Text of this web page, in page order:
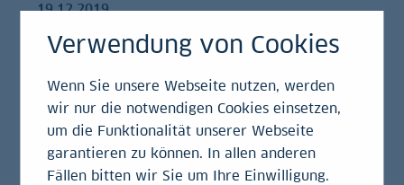
19.12.2019
LBBW in der Region
Bayern spendet 2.500
Euro an einsmehr e.V.
in Augsburg
Verwendung von Cookies
Wenn Sie unsere Webseite nutzen, werden
wir nur die notwendigen Cookies einsetzen,
um die Funktionalität unserer Webseite
garantieren zu können. In allen anderen
Fällen bitten wir Sie um Ihre Einwilligung.